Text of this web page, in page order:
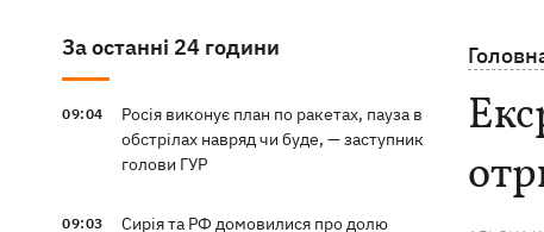
За останні 24 години
09:04
Росія виконує план по ракетах, пауза в
обстрілах навряд чи буде, — заступник
голови ГУР
09:03
Сирія та РФ домовилися про долю